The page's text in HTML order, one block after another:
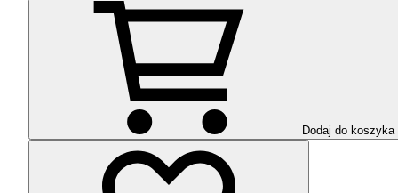
Dodaj do koszyka